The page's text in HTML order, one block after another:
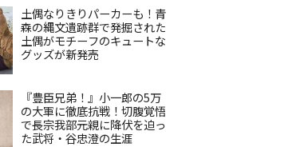
土偶なりきりパーカーも！青
森の縄文遺跡群で発掘された
土偶がモチーフのキュートな
グッズが新発売
『豊臣兄弟！』小一郎の5万
の大軍に徹底抗戦！切腹覚悟
で長宗我部元親に降伏を迫っ
た武将・谷忠澄の生涯